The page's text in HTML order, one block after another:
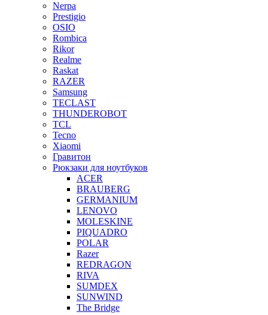
Nerpa
Prestigio
OSIO
Rombica
Rikor
Realme
Raskat
RAZER
Samsung
TECLAST
THUNDEROBOT
TCL
Tecno
Xiaomi
Гравитон
Рюкзаки для ноутбуков
ACER
BRAUBERG
GERMANIUM
LENOVO
MOLESKINE
PIQUADRO
POLAR
Razer
REDRAGON
RIVA
SUMDEX
SUNWIND
The Bridge